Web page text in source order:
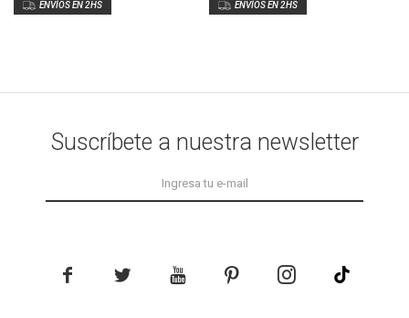
Suscríbete a nuestra newsletter
    